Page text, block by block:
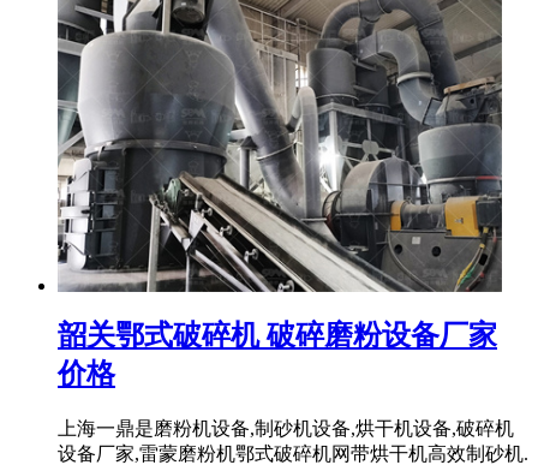
韶关鄂式破碎机 破碎磨粉设备厂家
价格
上海一鼎是磨粉机设备,制砂机设备,烘干机设备,破碎机
设备厂家,雷蒙磨粉机鄂式破碎机网带烘干机高效制砂机.